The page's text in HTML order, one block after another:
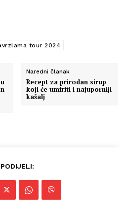
tour 2024
Naredni članak
Recept za prirodan sirup
koji će umiriti i najuporniji
kašalj
PODIJELI: